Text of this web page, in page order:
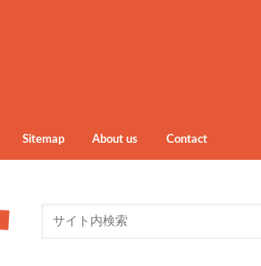
Sitemap About us Contact